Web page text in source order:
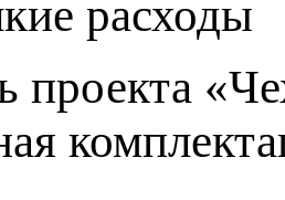
расходы
проекта